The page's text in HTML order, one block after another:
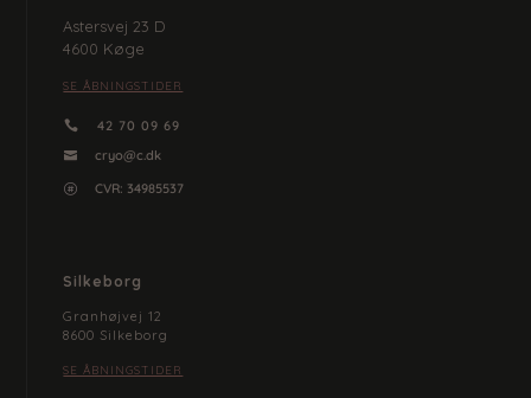
Astersvej 23 D
4600 Køge
SE ÅBNINGSTIDER
 42 70 09 69
 cryo@c.dk
 CVR: 34985537
Silkeborg
Granhøjvej 12
8600 Silkeborg
SE ÅBNINGSTIDER